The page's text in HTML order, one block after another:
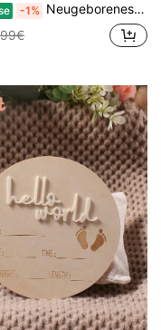
-1% Neugeborenes Baby Mädchen süßer einfarbiger flauschiger Herzmuster Kapuzenjacke, Herbst/Winter